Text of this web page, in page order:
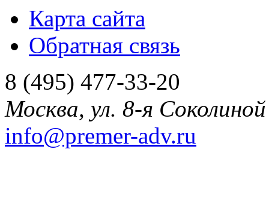
Карта сайта
Обратная связь
8 (495) 477-33-20
Москва, ул. 8-я
info@premer-adv.ru